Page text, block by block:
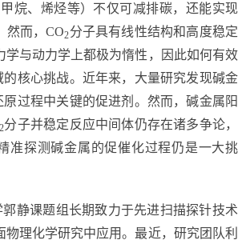
烷、烯烃等）不仅可减排碳，还能实现
然而，CO2分子具有线性结构和高度稳定
学与动力学上都极为惰性，因此如何有效
的核心挑战。近年来，大量研究发现碱金
原过程中关键的促进剂。然而，碱金属阳
2分子并稳定反应中间体仍存在诸多争论，
准探测碱金属的促催化过程仍是一大挑
静课题组长期致力于先进扫描探针技术
物理化学研究中应用。最近，研究团队利